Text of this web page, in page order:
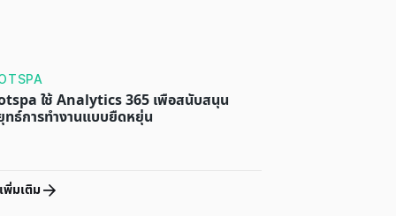
ใช้ Analytics 365 เพื่อสนับสนุน
ธ์การทำงานแบบยืดหยุ่น
พิ่มเติม